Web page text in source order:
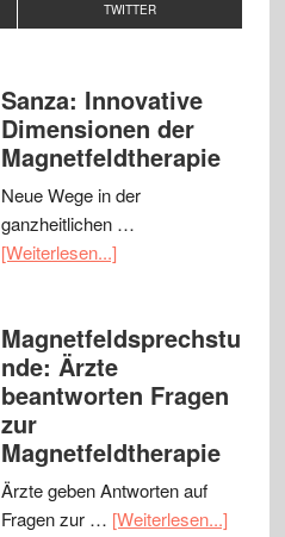
TWITTER
Sanza: Innovative
Dimensionen der
Magnetfeldtherapie
Neue Wege in der
ganzheitlichen …
[Weiterlesen...]
Magnetfeldsprechstu
nde: Ärzte
beantworten Fragen
zur
Magnetfeldtherapie
Ärzte geben Antworten auf
Fragen zur … [Weiterlesen...]